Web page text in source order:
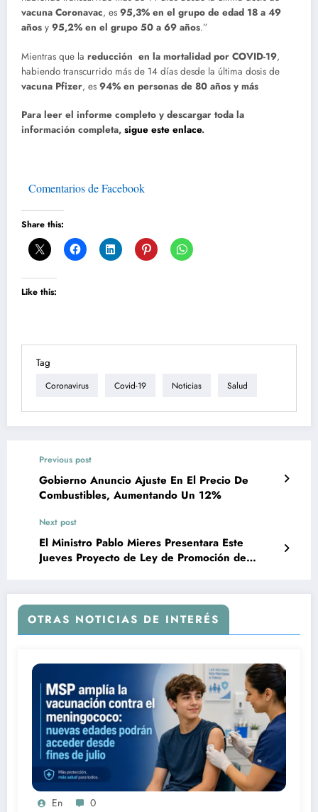
vacuna Coronavac, es 95,3% en el grupo de edad 18 a 49
años y 95,2% en el grupo 50 a 69 años.”
Mientras que la reducción en la mortalidad por COVID-19,
habiendo transcurrido más de 14 días desde la última dosis de
vacuna Pfizer, es 94% en personas de 80 años y más
Para leer el informe completo y descargar toda la
información completa, sigue este enlace.
Comentarios de Facebook
Share this:
Like this:
Tag
Coronavirus Covid-19 Noticias Salud
Previous post
Gobierno Anuncio Ajuste En El Precio De
Combustibles, Aumentando Un 12%
Next post
El Ministro Pablo Mieres Presentara Este
Jueves Proyecto de Ley de Promoción de
OTRAS NOTICIAS DE INTERÉS
En 0